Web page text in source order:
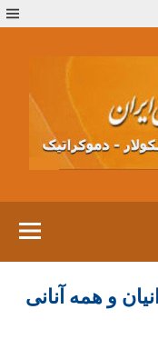
و همه آنانی